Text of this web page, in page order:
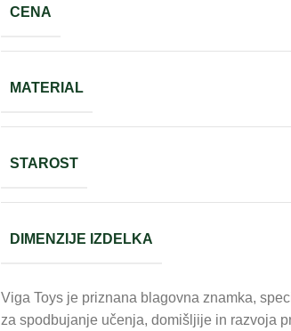
CENA
MATERIAL
STAROST
DIMENZIJE IZDELKA
Viga Toys je priznana blagovna znamka,
za spodbujanje učenja, domišljije in razvoja